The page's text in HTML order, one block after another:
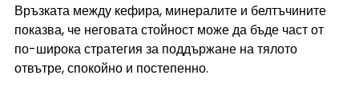
Връзката между кефира, минералите и белтъчините
показва, че неговата стойност може да бъде част от
по-широка стратегия за поддържане на тялото
отвътре, спокойно и постепенно.